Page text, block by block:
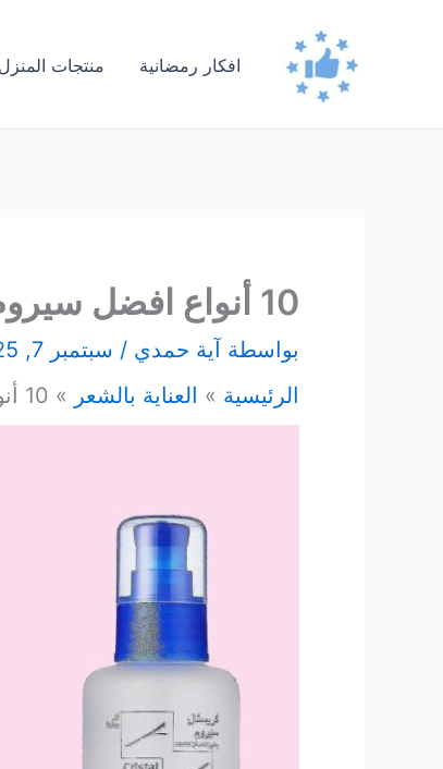
افكار رمضانية منتجات المنزل
10 أنواع افضل سيروم للشعر قبل الاستشوار
بواسطة آية حمدي / سبتمبر 7, 2025
الرئيسية
العناية بالشعر 10 أنواع افضل سيروم للشعر قبل الاستشوار